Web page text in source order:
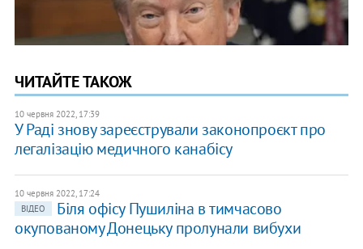
ЧИТАЙТЕ ТАКОЖ
10 червня 2022, 17:39
У Раді знову зареєстрували законопроєкт про
легалізацію медичного канабісу
10 червня 2022, 17:24
ВІДЕО
Біля офісу Пушиліна в тимчасово
окупованому Донецьку пролунали вибухи